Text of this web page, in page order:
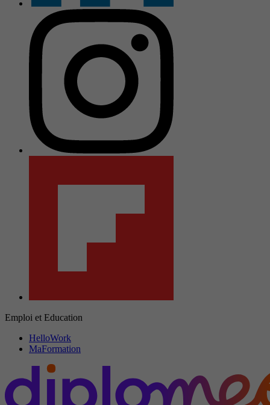
Emploi et Education
HelloWork
MaFormation